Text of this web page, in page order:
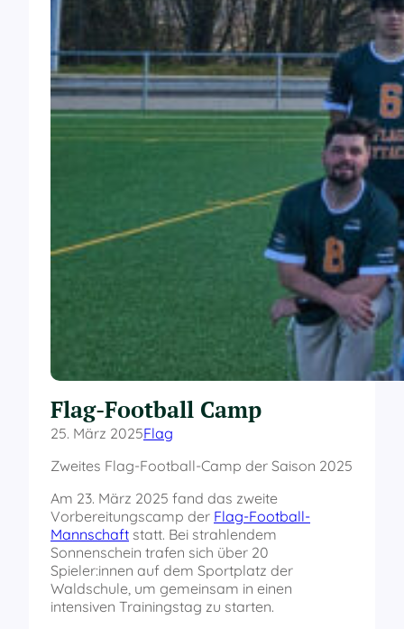
Flag-Football Camp
25. März 2025Flag
Zweites Flag-Football-Camp der Saison 2025
Am 23. März 2025 fand das zweite
Vorbereitungscamp der Flag-Football-
Mannschaft statt. Bei strahlendem
Sonnenschein trafen sich über 20
Spieler:innen auf dem Sportplatz der
Waldschule, um gemeinsam in einen
intensiven Trainingstag zu starten.